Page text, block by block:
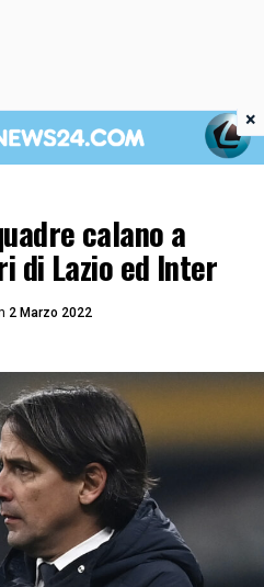
calano a
di Lazio ed Inter
2 Marzo 2022
×